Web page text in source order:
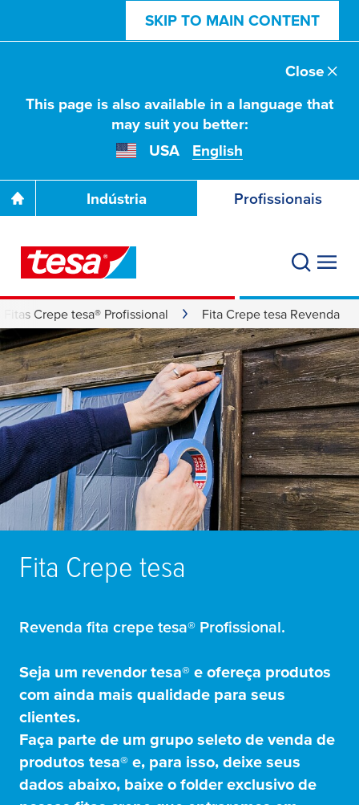
SKIP TO MAIN CONTENT
This page is also available in a language that
may suit you better:
USA
English
Close
Indústria Profissionais
Crepe tesa® Profissional Fita Crepe tesa Revenda
Fita Crepe tesa
Revenda fita crepe tesa® Profissional.
Seja um revendor tesa® e ofereça produtos
com ainda mais qualidade para seus
clientes.
Faça parte de um grupo seleto de venda de
produtos tesa® e, para isso, deixe seus
dados abaixo, baixe o folder exclusivo de